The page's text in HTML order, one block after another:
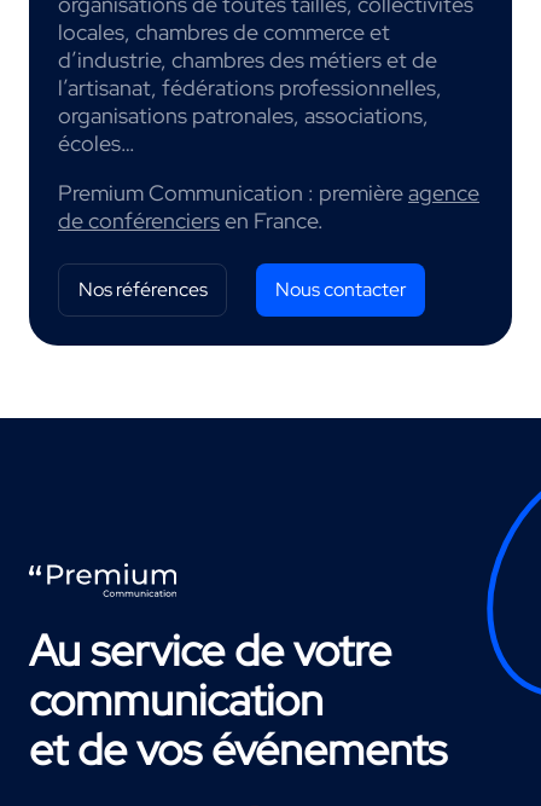
locales, chambres de commerce et
d’industrie, chambres des métiers et de
l’artisanat, fédérations professionnelles,
organisations patronales, associations,
écoles…
Premium Communication : premièreagence
de conférenciersen France.
Nos références Nous contacter
Au service de votre
communication
et de vos événements